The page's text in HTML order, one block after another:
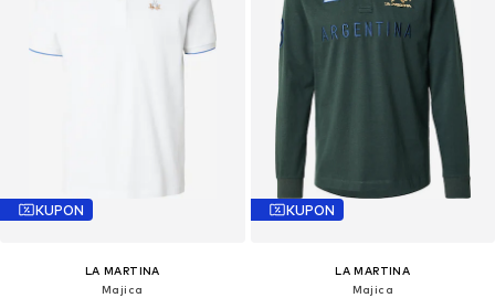
KUPON
LA MARTINA
Majica
KUPON
LA MARTINA
Majica